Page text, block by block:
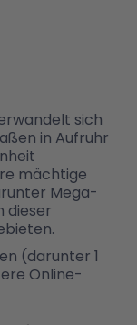
sich
in Aufruhr
mächtige
Mega-
dieser
(darunter 1
Online-